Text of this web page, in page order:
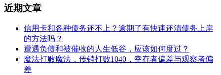
近期文章
信用卡和各种债务还不上？逾期了有快速还清债务上岸
的方法吗？
遭遇负债和被催收的人生低谷，应该如何度过？
魔法打败魔法，传销打败1040，幸存者偏差与观察者偏
差